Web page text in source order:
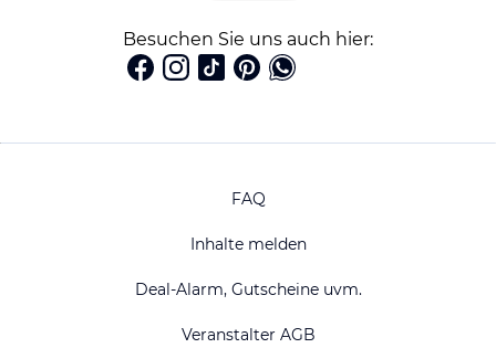
Besuchen Sie uns auch hier:
FAQ
Inhalte melden
Deal-Alarm, Gutscheine uvm.
Veranstalter AGB